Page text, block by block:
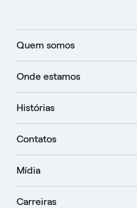
Quem somos
Onde estamos
Histórias
Contatos
Mídia
Carreiras